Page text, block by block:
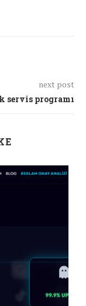
next post
servis programı